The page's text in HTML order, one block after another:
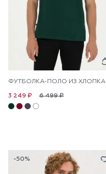
ФУТБОЛКА-ПОЛО ИЗ ХЛОПКА
6 499 ₽
3 249 ₽
-50%